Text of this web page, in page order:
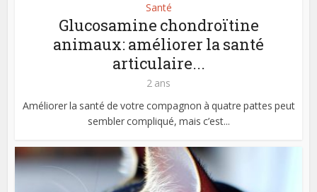
Santé
Glucosamine chondroïtine
animaux: améliorer la santé
articulaire...
2 ans
Améliorer la santé de votre compagnon à quatre pattes peut
sembler compliqué, mais c’est...